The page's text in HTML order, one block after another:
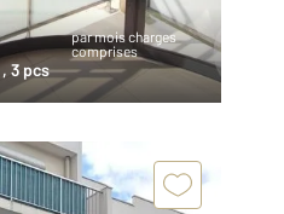
par mois charges
comprises
, 3 pcs